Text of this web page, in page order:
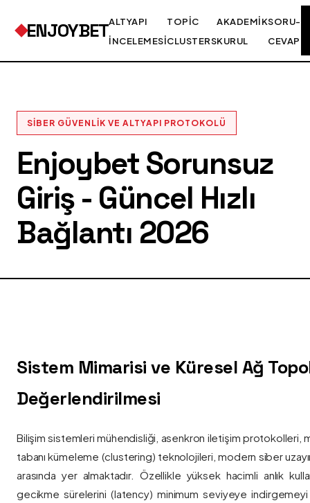
ENJOYBETALTYAPI
İNCELEMESI
TOPIC
CLUSTERS
AKADEMIK
KURUL
SORU-
CEVAP
SIBER GÜVENLIK VE ALTYAPI PROTOKOLÜ
Enjoybet Sorunsuz
Giriş - Güncel Hızlı
Bağlantı 2026
Sistem Mimarisi ve Küresel Ağ
Değerlendirilmesi
Bilişim sistemleri mühendisliği, asenkron iletişim protokolleri,
tabanı kümeleme (clustering) teknolojileri, modern siber
arasında yer almaktadır. Özellikle yüksek hacimli anlık
gecikme sürelerini (latency) minimum seviyeye